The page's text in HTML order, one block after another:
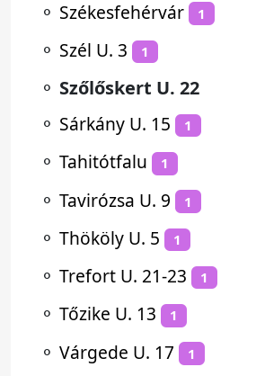
⚬ Székesfehérvár 1
⚬ Szél U. 3 1
⚬ Szőlőskert U. 22
⚬ Sárkány U. 15 1
⚬ Tahitótfalu 1
⚬ Tavirózsa U. 9 1
⚬ Thököly U. 5 1
⚬ Trefort U. 21-23 1
⚬ Tőzike U. 13 1
⚬ Várgede U. 17 1